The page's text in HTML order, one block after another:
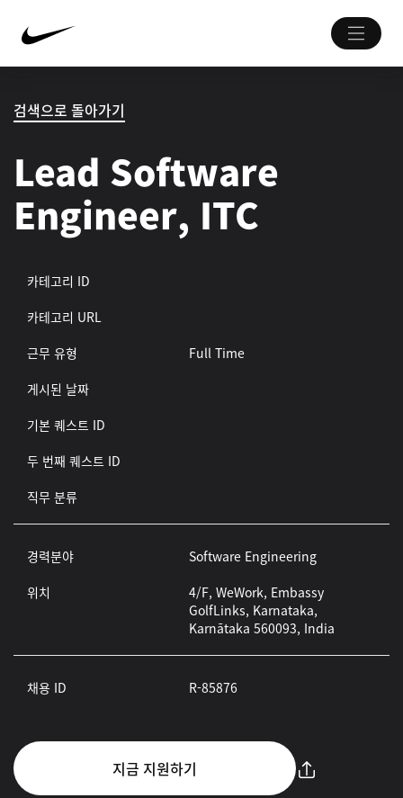
검색으로 돌아가기
Lead Software
Engineer, ITC
카테고리 ID
카테고리 URL
근무 유형
Full Time
게시된 날짜
기본 퀘스트 ID
두 번째 퀘스트 ID
직무 분류
경력분야
Software Engineering
위치
4/F, WeWork, Embassy
GolfLinks, Karnataka,
Karnātaka 560093, India
채용 ID R-85876
지금 지원하기